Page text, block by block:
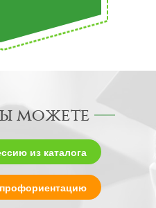
можете
из каталога